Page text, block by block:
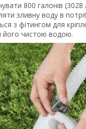
800 галонів
зливну воду в
з фітингом для
його чистою водою.